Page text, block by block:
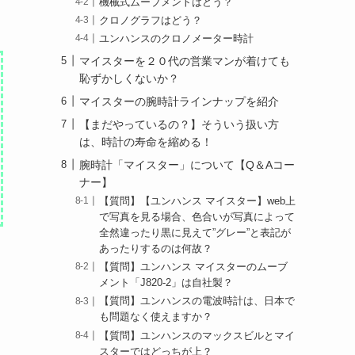
クロノグラフはどう？
ユンハンスのクロノメーター時計
マイスターを２０代の営業マンが着けても
恥ずかしくないか？
マイスターの腕時計ラインナップを紹介
【まだやっているの？】そういう扱い方
は、時計の寿命を縮める！
腕時計「マイスター」について【Q＆Aコー
ナー】
【質問】【ユンハンス マイスター】web上
で写真を見る場合、色合いが写真によって
全然違ったり黒に見えて”グレー”と表記が
あったりするのは何故？
【質問】ユンハンス マイスターのムーブ
メント「J820-2」は自社製？
【質問】ユンハンスの電波時計は、日本で
も問題なく使えますか？
【質問】ユンハンスのマックスビルとマイ
スターではどっちが上？